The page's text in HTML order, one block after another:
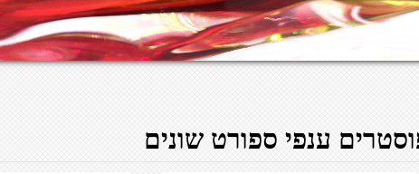
ענפי ספורט שונים